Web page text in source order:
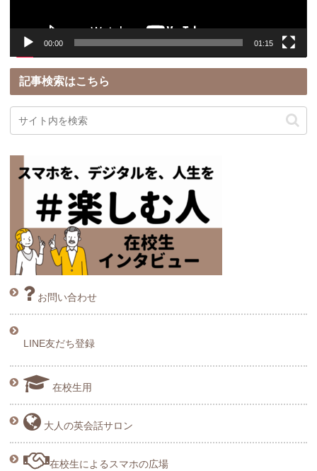
00:00 01:15
記事検索はこちら
お問い合わせ
LINE友だち登録
在校生用
大人の英会話サロン
在校生によるスマホの広場